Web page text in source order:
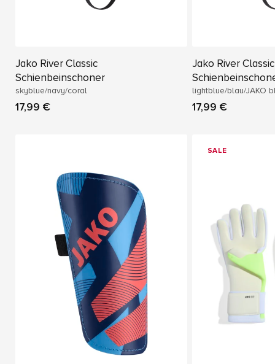
Jako River Classic
Schienbeinschoner
skyblue/navy/coral
17,99 €
Jako River Classic
lightblue/blau/JAKO
17,99 €
SALE